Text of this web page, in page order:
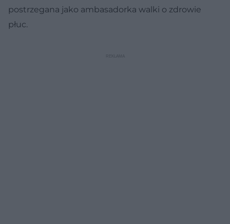
postrzegana jako ambasadorka walki o zdrowie
płuc.